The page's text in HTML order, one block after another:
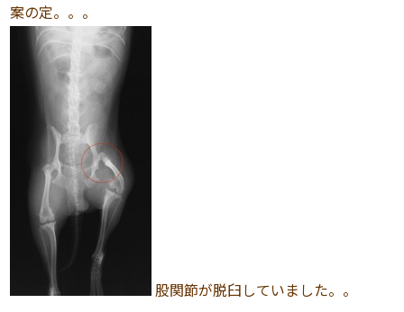
案の定。。。
股関節が脱臼していました。。